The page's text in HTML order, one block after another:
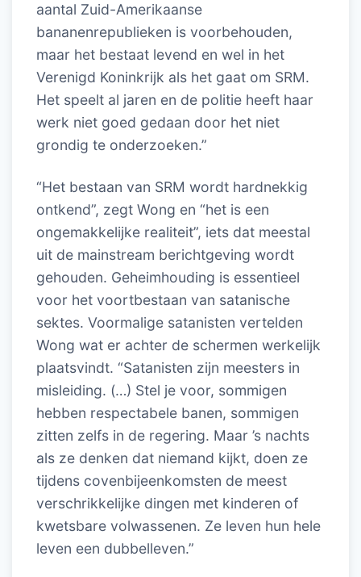
aantal Zuid-Amerikaanse
bananenrepublieken is voorbehouden,
maar het bestaat levend en wel in het
Verenigd Koninkrijk als het gaat om SRM.
Het speelt al jaren en de politie heeft haar
werk niet goed gedaan door het niet
grondig te onderzoeken.”
“Het bestaan van SRM wordt hardnekkig
ontkend”, zegt Wong en “het is een
ongemakkelijke realiteit”, iets dat meestal
uit de mainstream berichtgeving wordt
gehouden. Geheimhouding is essentieel
voor het voortbestaan van satanische
sektes. Voormalige satanisten vertelden
Wong wat er achter de schermen werkelijk
plaatsvindt. “Satanisten zijn meesters in
misleiding. (…) Stel je voor, sommigen
hebben respectabele banen, sommigen
zitten zelfs in de regering. Maar ’s nachts
als ze denken dat niemand kijkt, doen ze
tijdens covenbijeenkomsten de meest
verschrikkelijke dingen met kinderen of
kwetsbare volwassenen. Ze leven hun hele
leven een dubbelleven.”